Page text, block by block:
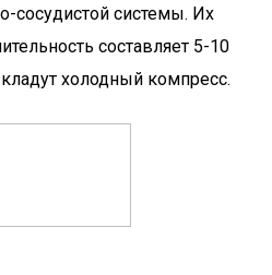
сосудистой системы. Их
составляет 5-10
холодный компресс.